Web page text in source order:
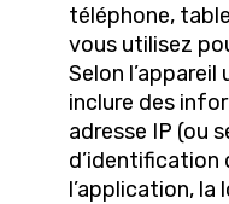
téléphone,
vous utilisez
Selon
inclure des
adresse IP (ou
d’identification
l’application, la